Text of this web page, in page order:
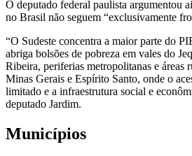
O deputado federal paulista argumentou
no Brasil não seguem “exclusivamente
“O Sudeste concentra a maior parte do
abriga bolsões de pobreza em vales do
Ribeira, periferias metropolitanas e áreas
Minas Gerais e Espírito Santo, onde o
limitado e a infraestrutura social e
deputado Jardim.
Municípios